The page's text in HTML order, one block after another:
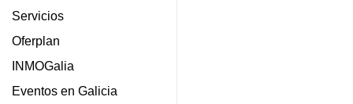
Servicios
Oferplan
INMOGalia
Eventos en Galicia